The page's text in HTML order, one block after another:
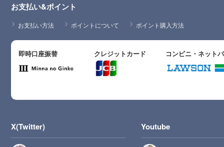
お支払い&ポイント
お支払い方法 ポイントについて ポイント購入方法
即時口座振替 クレジットカード コンビニ・ネット
X(Twitter) Youtube